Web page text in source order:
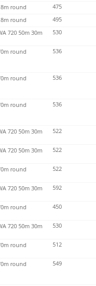
round
475
round
495
720 50m 30m 530
round 536
round 536
round 536
720 50m 30m 522
720 50m 30m 522
round 522
720 50m 30m 592
round 450
720 50m 30m 530
round 512
round 549